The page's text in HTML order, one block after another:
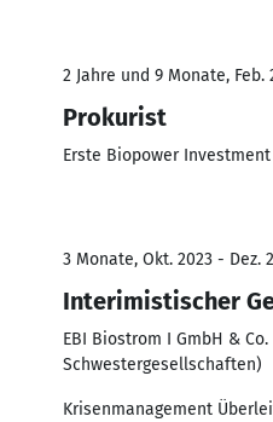
2 Jahre und 9 Monate, Feb.
Prokurist
Erste Biopower Investment
3 Monate, Okt. 2023 - Dez.
Interimistischer
EBI Biostrom I GmbH &
Schwestergesellschaften)
Krisenmanagement